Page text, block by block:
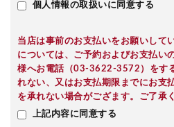
個人情報の取扱いに同意する
当店は事前のお支払いをお願いして
については、ご予約およびお支払い
様へお電話（03-3622-3572）をす
れない、又はお支払期限までにお支
を承れない場合がござます。ご了承
上記内容に同意する